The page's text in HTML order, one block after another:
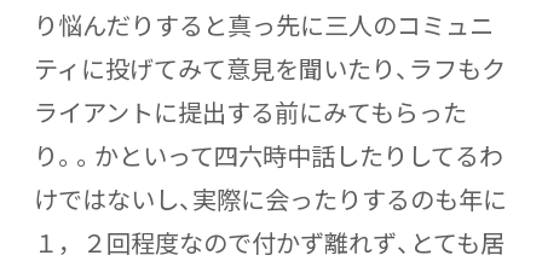
り悩んだりすると真っ先に三人のコミュニ
ティに投げてみて意見を聞いたり、ラフもク
ライアントに提出する前にみてもらった
り。。かといって四六時中話したりしてるわ
けではないし、実際に会ったりするのも年に
１，２回程度なので付かず離れず、とても居